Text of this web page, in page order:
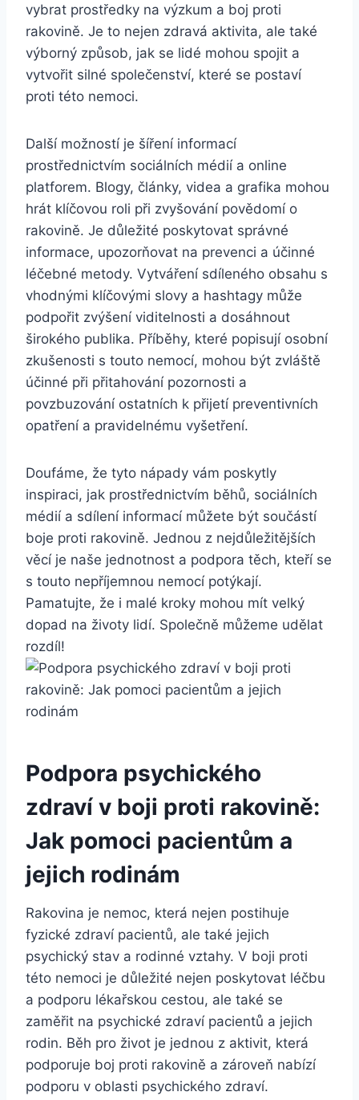
vybrat prostředky na výzkum a boj proti
rakovině. Je to nejen zdravá aktivita, ale také
výborný způsob, jak se lidé mohou spojit a
vytvořit silné společenství, které se postaví
proti této nemoci.
Další možností je šíření informací
prostřednictvím sociálních médií a online
platforem. Blogy, články, videa a grafika mohou
hrát klíčovou roli při zvyšování povědomí o
rakovině. Je důležité poskytovat správné
informace, upozorňovat na prevenci a účinné
léčebné metody. Vytváření sdíleného obsahu s
vhodnými klíčovými slovy a hashtagy může
podpořit zvýšení viditelnosti a dosáhnout
širokého publika. Příběhy, které popisují osobní
zkušenosti s touto nemocí, mohou být zvláště
účinné při přitahování pozornosti a
povzbuzování ostatních k přijetí preventivních
opatření a pravidelnému vyšetření.
Doufáme, že tyto nápady vám poskytly
inspiraci, jak prostřednictvím běhů, sociálních
médií a sdílení informací můžete být součástí
boje proti rakovině. Jednou z nejdůležitějších
věcí je naše jednotnost a podpora těch, kteří se
s touto nepříjemnou nemocí potýkají.
Pamatujte, že i malé kroky mohou mít velký
dopad na životy lidí. Společně můžeme udělat
rozdíl!
Podpora psychického
zdraví v boji proti rakovině:
Jak pomoci pacientům a
jejich rodinám
Rakovina je nemoc, která nejen postihuje
fyzické zdraví pacientů, ale také jejich
psychický stav a rodinné vztahy. V boji proti
této nemoci je důležité nejen poskytovat léčbu
a podporu lékařskou cestou, ale také se
zaměřit na psychické zdraví pacientů a jejich
rodin. Běh pro život je jednou z aktivit, která
podporuje boj proti rakovině a zároveň nabízí
podporu v oblasti psychického zdraví.